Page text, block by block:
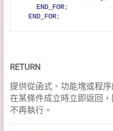
END_FOR;
END_FOR;
RETURN
提供從函式、功能塊或程
在某條件成立時立即返回，
不再執行。